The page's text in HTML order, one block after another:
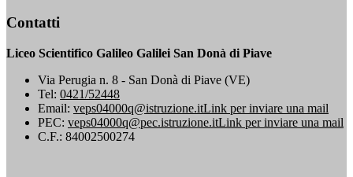
Contatti
Liceo Scientifico Galileo Galilei San Donà di Piave
Via Perugia n. 8 - San Donà di Piave (VE)
Tel: 0421/52448
Email: veps04000q@istruzione.itLink per inviare una mail
PEC: veps04000q@pec.istruzione.itLink per inviare una mail
C.F.: 84002500274